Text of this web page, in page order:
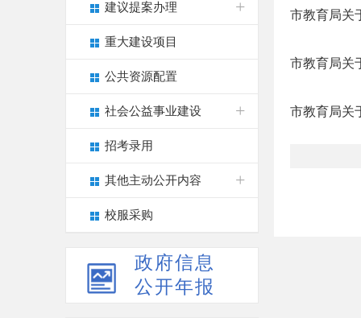
建议提案办理
重大建设项目
公共资源配置
社会公益事业建设
招考录用
其他主动公开内容
校服采购
政府信息
公开年报
市教育局关
市教育局关
市教育局关